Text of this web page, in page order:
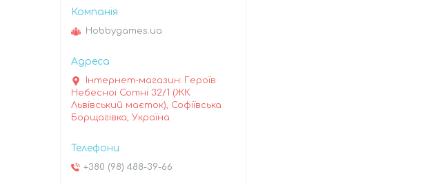
Hobbygames.ua
Інтернет-магазин: Героїв
Небесної Сотні 32/1 (ЖК
Львівський маєток), Софіївська
Борщагівка, Україна
+380 (98) 488-39-66